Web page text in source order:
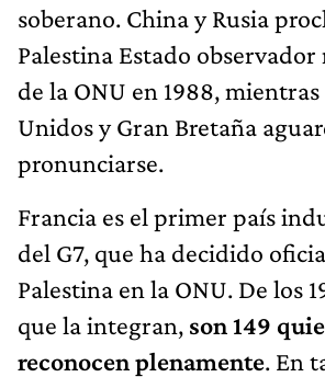
soberano. China y Rusia
Palestina Estado
de la ONU en 1988,
Unidos y Gran Bretaña
pronunciarse.
Francia es el primer país
del G7, que ha decidido
Palestina en la ONU. De los
que la integran, son 149
reconocen plenamente. En